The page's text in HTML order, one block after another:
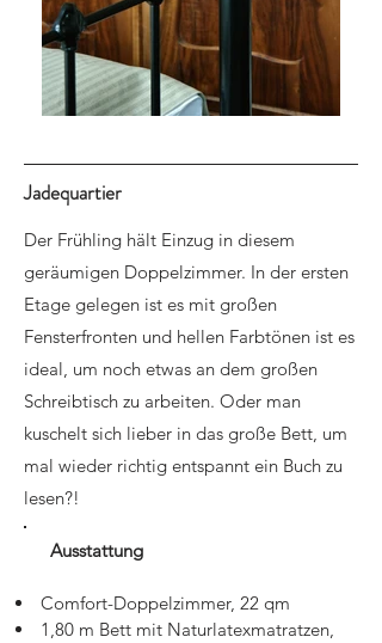
Jadequartier
Der Frühling hält Einzug in diesem
geräumigen Doppelzimmer. In der ersten
Etage gelegen ist es mit großen
Fensterfronten und hellen Farbtönen ist es
ideal, um noch etwas an dem großen
Schreibtisch zu arbeiten. Oder man
kuschelt sich lieber in das große Bett, um
mal wieder richtig entspannt ein Buch zu
lesen?!
Ausstattung
Comfort-Doppelzimmer, 22 qm
1,80 m Bett mit Naturlatexmatratzen,